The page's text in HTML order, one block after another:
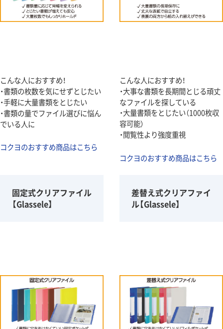
こんな人におすすめ！
・書類の枚数を気にせずとじたい
・手軽に大量書類をとじたい
・書類の量でファイル選びに悩ん
でいる人に
コクヨのおすすめ商品はこちら
こんな人におすすめ！
・大事な書類を長期間とじる頑丈
なファイルを探している
・大量書類をとじたい（1000枚収
容可能）
・閲覧性より強度重視
コクヨのおすすめ商品はこちら
固定式クリアファイル
【Glassele】
差替え式クリアファイ
ル【Glassele】